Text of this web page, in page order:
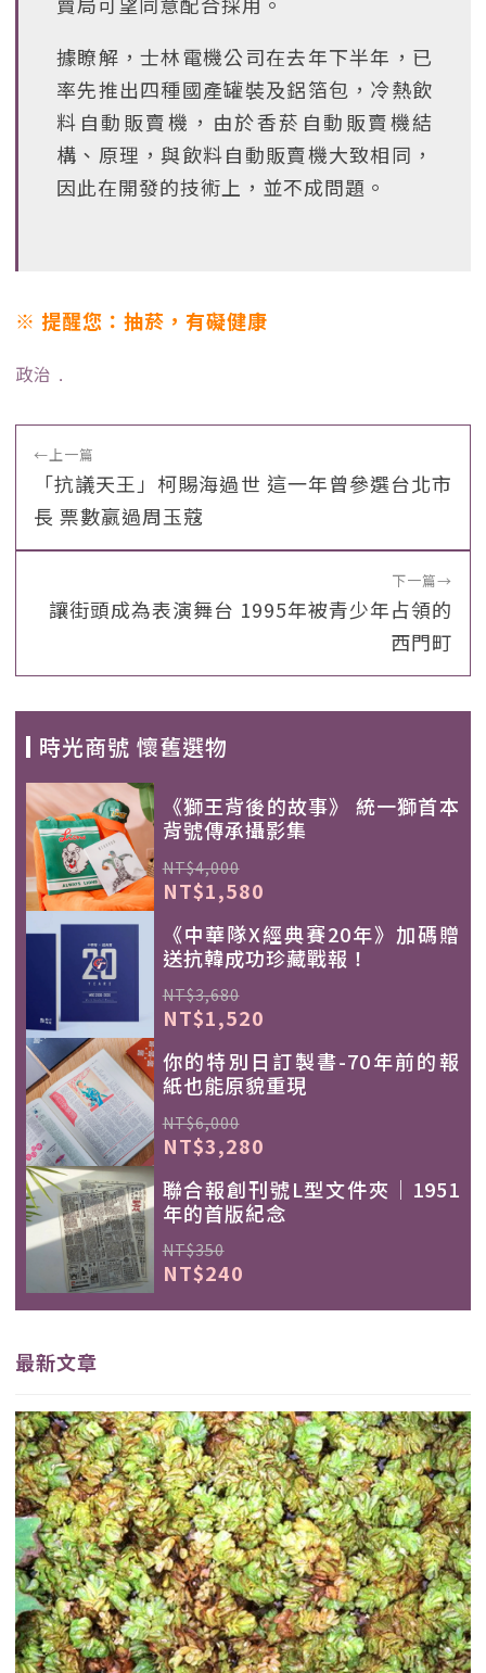
據瞭解，士林電機公司在去年下半年，已
率先推出四種國產罐裝及鋁箔包，冷熱飲
料自動販賣機，由於香菸自動販賣機結
構、原理，與飲料自動販賣機大致相同，
因此在開發的技術上，並不成問題。
※ 提醒您：抽菸，有礙健康
政治 ﹒
←上一篇
「抗議天王」柯賜海過世 這一年曾參選台北市
長 票數嬴過周玉蔻
下一篇→
讓街頭成為表演舞台 1995年被青少年占領的
西門町
時光商號 懷舊選物
《獅王背後的故事》 統一獅首本
背號傳承攝影集
NT$4,000
NT$1,580
《中華隊X經典賽20年》加碼贈
送抗韓成功珍藏戰報！
NT$3,680
NT$1,520
你的特別日訂製書-70年前的報
紙也能原貌重現
NT$6,000
NT$3,280
聯合報創刊號L型文件夾｜1951
年的首版紀念
NT$350
NT$240
最新文章